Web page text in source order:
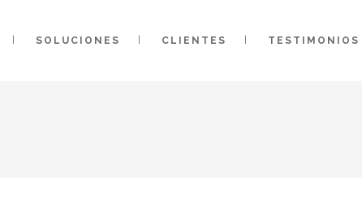
SOLUCIONES CLIENTES TESTIMONIOS